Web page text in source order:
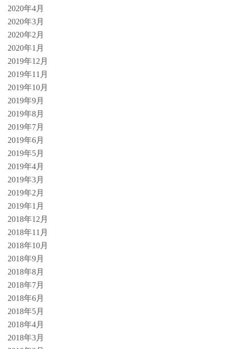
2020年4月
2020年3月
2020年2月
2020年1月
2019年12月
2019年11月
2019年10月
2019年9月
2019年8月
2019年7月
2019年6月
2019年5月
2019年4月
2019年3月
2019年2月
2019年1月
2018年12月
2018年11月
2018年10月
2018年9月
2018年8月
2018年7月
2018年6月
2018年5月
2018年4月
2018年3月